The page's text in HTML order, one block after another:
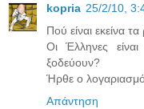
kopria 25/2/10,
Πού είναι εκείνα
Οι Έλληνες είναι
ξοδεύουν?
Ήρθε ο
Απάντηση